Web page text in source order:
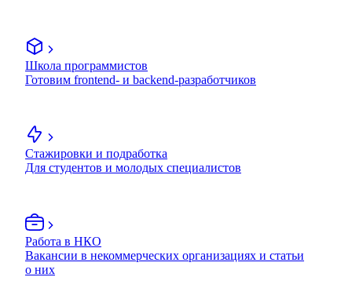
Школа программистов
Готовим frontend- и backend-разработчиков
Стажировки и подработка
Для студентов и молодых специалистов
Работа в НКО
Вакансии в некоммерческих организациях и статьи
о них